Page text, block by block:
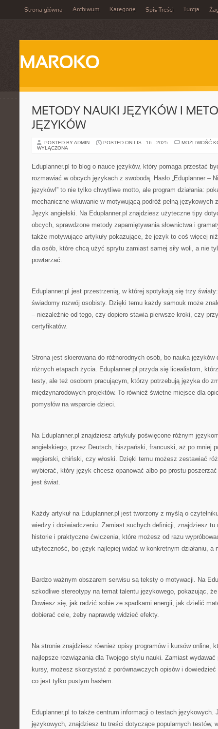
Strona główna Archiwum Kategorie Spis Treści Turcja
MAROKO
METODY NAUKI JĘZYKÓW I
JĘZYKÓW
POSTED BY ADMIN POSTED ON LIS - 16 - 2025
MOŻLIWOŚĆ
WYŁĄCZONA
Eduplanner.pl to blog o nauce języków, który pomaga przestać
rozmawiać w obcych językach z swobodą. Hasło „Eduplanner –
języków!” to nie tylko chwytliwe motto, ale program działania:
mechaniczne wkuwanie w motywującą podróż pełną językowych
Język angielski. Na Eduplanner.pl znajdziesz użyteczne tipy
obcych, sprawdzone metody zapamiętywania słownictwa i
także motywujące artykuły pokazujące, że język to coś więcej
dla osób, które chcą użyć sprytu zamiast samej siły woli, a nie
powtarzać.
Eduplanner.pl jest przestrzenią, w której spotykają się trzy
świadomy rozwój osobisty. Dzięki temu każdy samouk może
– niezależnie od tego, czy dopiero stawia pierwsze kroki, czy
certyfikatów.
Strona jest skierowana do różnorodnych osób, bo nauka
różnych etapach życia. Eduplanner.pl przyda się licealistom,
testy, ale też osobom pracującym, którzy potrzebują języka do
międzynarodowych projektów. To również świetne miejsce dla
pomysłów na wsparcie dzieci.
Na Eduplanner.pl znajdziesz artykuły poświęcone różnym
angielskiego, przez Deutsch, hiszpański, francuski, aż po mniej
węgierski, chiński, czy włoski. Dzięki temu możesz zestawiać
wybierać, który język chcesz opanować albo po prostu
jest świat.
Każdy artykuł na Eduplanner.pl jest tworzony z myślą o
wiedzy i doświadczeniu. Zamiast suchych definicji, znajdziesz tu
historie i praktyczne ćwiczenia, które możesz od razu
użyteczność, bo język najlepiej widać w konkretnym działaniu, a
Bardzo ważnym obszarem serwisu są teksty o motywacji. Na
szkodliwe stereotypy na temat talentu językowego, pokazując,
Dowiesz się, jak radzić sobie ze spadkami energii, jak dzielić
dobierać cele, żeby naprawdę widzieć efekty.
Na stronie znajdziesz również opisy programów i kursów online,
najlepsze rozwiązania dla Twojego stylu nauki. Zamiast
kursy, możesz skorzystać z porównawczych opisów i dowiedzieć
co jest tylko pustym hasłem.
Eduplanner.pl to także centrum informacji o testach
językowych, znajdziesz tu treści dotyczące popularnych testów,